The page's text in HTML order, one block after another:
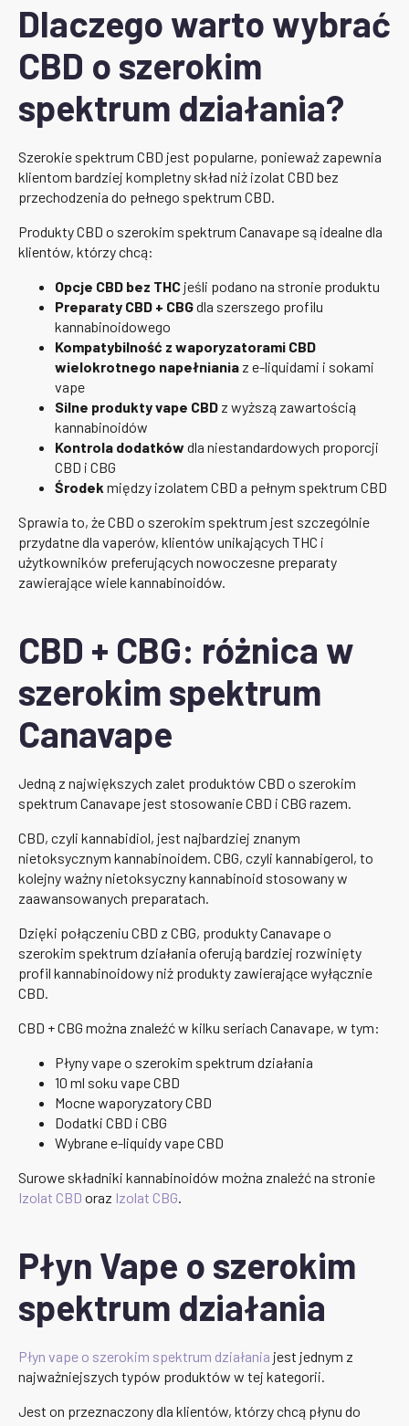
Dlaczego warto wybrać
CBD o szerokim
spektrum działania?
Szerokie spektrum CBD jest popularne, ponieważ zapewnia
klientom bardziej kompletny skład niż izolat CBD bez
przechodzenia do pełnego spektrum CBD.
Produkty CBD o szerokim spektrum Canavape są idealne dla
klientów, którzy chcą:
Opcje CBD bez THC jeśli podano na stronie produktu
Preparaty CBD + CBGdla szerszego profilu
kannabinoidowego
Kompatybilność z waporyzatorami CBD
wielokrotnego napełniania z e-liquidami i sokami
vape
Silne produkty vape CBD z wyższą zawartością
kannabinoidów
Kontrola dodatków dla niestandardowych proporcji
CBD i CBG
Środek między izolatem CBD a pełnym spektrum CBD
Sprawia to, że CBD o szerokim spektrum jest szczególnie
przydatne dla vaperów, klientów unikających THC i
użytkowników preferujących nowoczesne preparaty
zawierające wiele kannabinoidów.
CBD + CBG: różnica w
szerokim spektrum
Canavape
Jedną z największych zalet produktów CBD o szerokim
spektrum Canavape jest stosowanie CBD i CBG razem.
CBD, czyli kannabidiol, jest najbardziej znanym
nietoksycznym kannabinoidem. CBG, czyli kannabigerol, to
kolejny ważny nietoksyczny kannabinoid stosowany w
zaawansowanych preparatach.
Dzięki połączeniu CBD z CBG, produkty Canavape o
szerokim spektrum działania oferują bardziej rozwinięty
profil kannabinoidowy niż produkty zawierające wyłącznie
CBD.
CBD + CBG można znaleźć w kilku seriach Canavape, w tym:
Płyny vape o szerokim spektrum działania
10 ml soku vape CBD
Mocne waporyzatory CBD
Dodatki CBD i CBG
Wybrane e-liquidy vape CBD
Surowe składniki kannabinoidów można znaleźć na stronie
Izolat CBD oraz Izolat CBG.
Płyn Vape o szerokim
spektrum działania
Płyn vape o szerokim spektrum działania jest jednym z
najważniejszych typów produktów w tej kategorii.
Jest on przeznaczony dla klientów, którzy chcą płynu do